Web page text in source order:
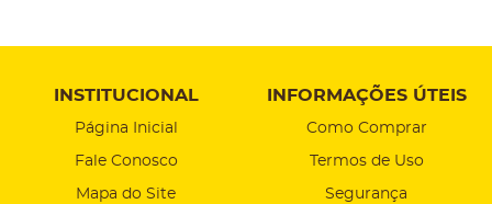
INSTITUCIONAL
Página Inicial
Fale Conosco
Mapa do Site
INFORMAÇÕES ÚTEIS
Como Comprar
Termos de Uso
Segurança